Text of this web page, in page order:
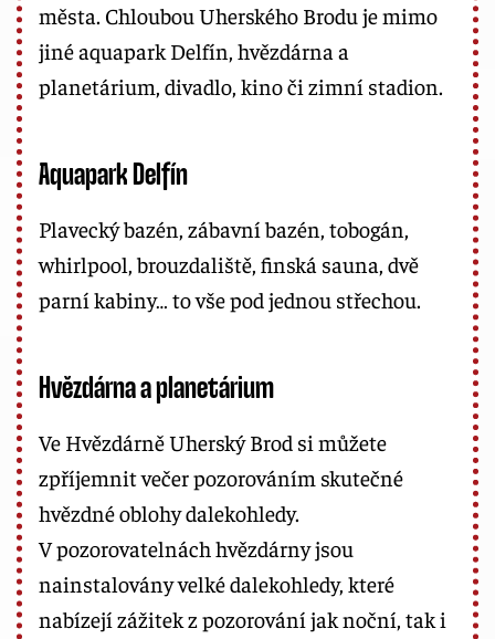
města. Chloubou Uherského Brodu je mimo
jiné aquapark Delfín, hvězdárna a
planetárium, divadlo, kino či zimní stadion.
Aquapark Delfín
Plavecký bazén, zábavní bazén, tobogán,
whirlpool, brouzdaliště, finská sauna, dvě
parní kabiny… to vše pod jednou střechou.
Hvězdárna a planetárium
Ve Hvězdárně Uherský Brod si můžete
zpříjemnit večer pozorováním skutečné
hvězdné oblohy dalekohledy.
V pozorovatelnách hvězdárny jsou
nainstalovány velké dalekohledy, které
nabízejí zážitek z pozorování jak noční, tak i